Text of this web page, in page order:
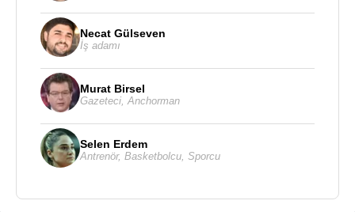
Necat Gülseven
İş adamı
Murat Birsel
Gazeteci Anchorman
Selen Erdem
Antrenör, Basketbolcu Sporcu